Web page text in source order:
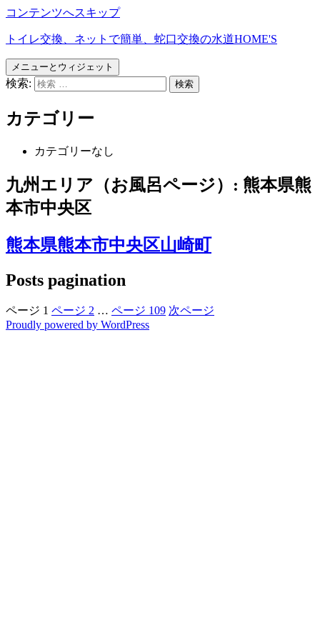
コンテンツへスキップ
トイレ交換、ネットで簡単、蛇口交換の水道HOME'S
メニューとウィジェット
検索:
カテゴリー
カテゴリーなし
九州エリア（お風呂ページ）: 熊本県熊
本市中央区
熊本県熊本市中央区山崎町
Posts pagination
ページ 1 ページ 2 … ページ 109 次ページ
Proudly powered by WordPress